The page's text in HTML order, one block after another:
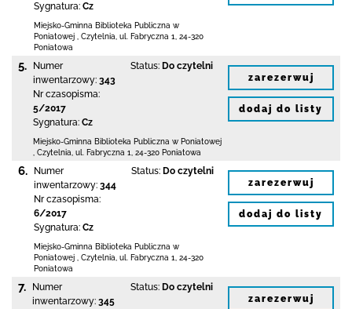
Sygnatura: Cz
Miejsko-Gminna Biblioteka Publiczna w
Poniatowej
Czytelnia, ul. Fabryczna 1
24-320
Poniatowa
5.
Numer
inwentarzowy: 343
Nr czasopisma:
5/2017
Sygnatura: Cz
Status: Do czytelni
Miejsko-Gminna Biblioteka Publiczna w Poniatowej
Czytelnia, ul. Fabryczna 1 24-320 Poniatowa
zarezerwuj
dodaj do listy
6.
Numer
inwentarzowy: 344
Nr czasopisma:
6/2017
Sygnatura: Cz
Status: Do czytelni
Miejsko-Gminna Biblioteka Publiczna w
Poniatowej
Czytelnia, ul. Fabryczna 1
24-320
Poniatowa
zarezerwuj
dodaj do listy
7.
Numer
inwentarzowy: 345
Status: Do czytelni
zarezerwuj